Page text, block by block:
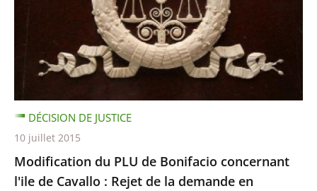
Modification du PLU de Bonifacio concernant
l'ile de Cavallo : Rejet de la demande en
DÉCISION DE JUSTICE
10 juillet 2015